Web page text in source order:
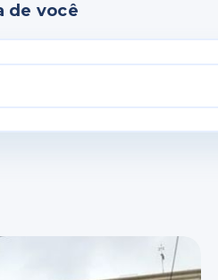
de você